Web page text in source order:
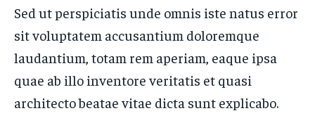
Sed ut perspiciatis unde omnis iste natus error
sit voluptatem accusantium doloremque
laudantium, totam rem aperiam, eaque ipsa
quae ab illo inventore veritatis et quasi
architecto beatae vitae dicta sunt explicabo.